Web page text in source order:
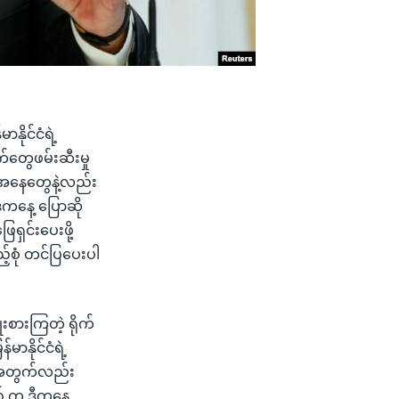
နိုင်ငံရဲ့
ေဖမ်းဆီးမှု
အနေတွေနဲ့လည်း
နေ့ ပြောဆို
င်းပေးဖို့
တင်ပြပေးပါ
ားကြတဲ့ ရိုက်
ာနိုင်ငံရဲ့
အတွက်လည်း